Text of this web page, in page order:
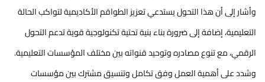
وأشار إلى أن هذا التحول يستدعي تعزيز الطواقم الأكاديمية لتواكب الحالة
التعليمية، إضافة إلى ضرورة بناء بنية تحتية تكنولوجية قوية تدعم التحول
الرقمي، مع تنوع مصادره وتوحيد قنواته بين مختلف المؤسسات التعليمية.
وشدد على أهمية العمل وفق تكامل وتنسيق مشترك بين مؤسسات